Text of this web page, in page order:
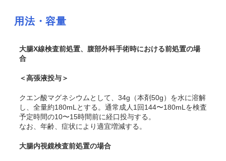
用法・容量
大腸X線検査前処置、腹部外科手術時における前処置の場
合
＜高張液投与＞
クエン酸マグネシウムとして、34g（本剤50g）を水に溶解
し、全量約180mLとする。通常成人1回144〜180mLを検査
予定時間の10〜15時間前に経口投与する。
なお、年齢、症状により適宜増減する。
大腸内視鏡検査前処置の場合